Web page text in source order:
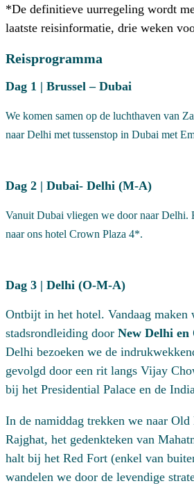
*De definitieve uurregeling wordt
laatste reisinformatie, drie weken
Reisprogramma
Dag 1 | Brussel – Dubai
We komen samen op de luchthaven van
naar Delhi met tussenstop in Dubai met
Dag 2 | Dubai- Delhi (M-A)
Vanuit Dubai vliegen we door naar Delhi.
naar ons hotel Crown Plaza 4*.
Dag 3 | Delhi (O-M-A)
Ontbijt in het hotel. Vandaag maken
stadsrondleiding door New Delhi en
Delhi bezoeken we de
gevolgd door een rit langs Vijay
bij het Presidential Palace en de
In de namiddag trekken we naar
Rajghat, het gedenkteken van
halt bij het Red Fort (enkel van
wandelen we door de levendige